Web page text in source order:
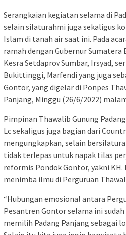
Serangkaian kegiatan selama di
selain silaturahmi juga sekaligus
Islam di tanah air saat ini. Pada
ramah dengan Gubernur
Kesra Setdaprov Sumbar, Irsyad,
Bukittinggi, Marfendi yang juga
Gontor, yang digelar di Ponpes
Panjang, Minggu (26/6/2022)
Pimpinan Thawalib Gunung
Lc sekaligus juga bagian dari
mengungkapkan, selain
tidak terlepas untuk napak tilas
reformis Pondok Gontor, yakni KH.
menimba ilmu di Perguruan
“Hubungan emosional antara
Pesantren Gontor selama ini
memilih Padang Panjang sebagai